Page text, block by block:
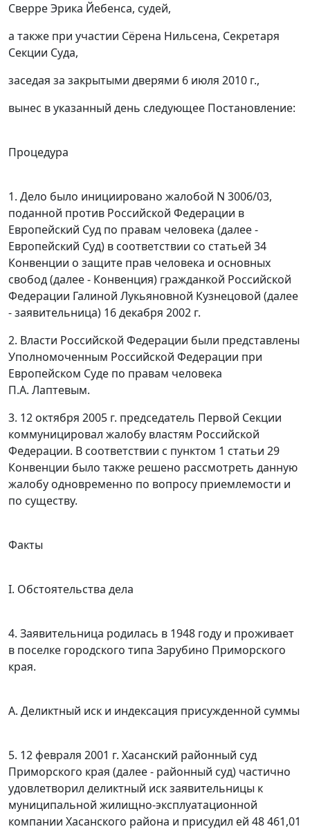
Сверре Эрика Йебенса, судей,
а также при участии Сёрена Нильсена, Секретаря
Секции Суда,
заседая за закрытыми дверями 6 июля 2010 г.,
вынес в указанный день следующее Постановление:
Процедура
1. Дело было инициировано жалобой N 3006/03,
поданной против Российской Федерации в
Европейский Суд по правам человека (далее -
Европейский Суд) в соответствии со статьей 34
Конвенции о защите прав человека и основных
свобод (далее - Конвенция) гражданкой Российской
Федерации Галиной Лукьяновной Кузнецовой (далее
- заявительница) 16 декабря 2002 г.
2. Власти Российской Федерации были представлены
Уполномоченным Российской Федерации при
Европейском Суде по правам человека
П.А. Лаптевым.
3. 12 октября 2005 г. председатель Первой Секции
коммуницировал жалобу властям Российской
Федерации. В соответствии с пунктом 1 статьи 29
Конвенции было также решено рассмотреть данную
жалобу одновременно по вопросу приемлемости и
по существу.
Факты
I. Обстоятельства дела
4. Заявительница родилась в 1948 году и проживает
в поселке городского типа Зарубино Приморского
края.
А. Деликтный иск и индексация присужденной суммы
5. 12 февраля 2001 г. Хасанский районный суд
Приморского края (далее - районный суд) частично
удовлетворил деликтный иск заявительницы к
муниципальной жилищно-эксплуатационной
компании Хасанского района и присудил ей 48 461,01